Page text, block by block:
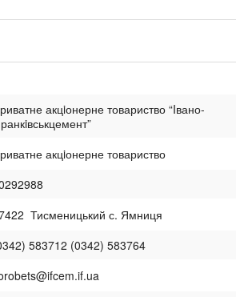
акцiонерне товариство “Iвано-
акцiонерне товариство
Тисменицький с. Ямниця
583712 (0342) 583764